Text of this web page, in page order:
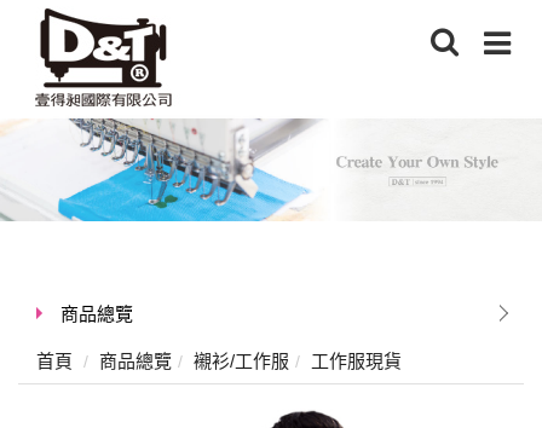
商品總覽
首頁 商品總覽 襯衫/工作服 工作服現貨